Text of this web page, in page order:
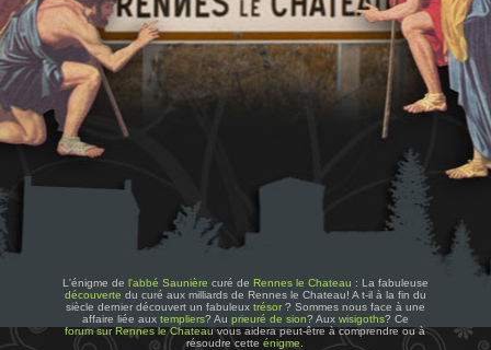
L'énigme de l'abbé Saunière curé de Rennes le Chateau : La fabuleuse
découverte du curé aux milliards de Rennes le Chateau! A t-il à la fin du
siècle dernier découvert un fabuleux trésor? Sommes nous face à une
affaire liée aux templiers? Au prieuré de sion? Aux wisigoths? Ce
forum sur Rennes le Chateauvous aidera peut-être à comprendre ou à
résoudre cetteénigme